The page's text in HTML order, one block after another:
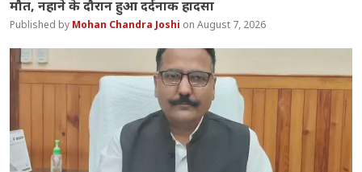
मौत, नहाने के दौरान हुआ दर्दनाक हादसा
Mohan Chandra Joshi August 7, 2026